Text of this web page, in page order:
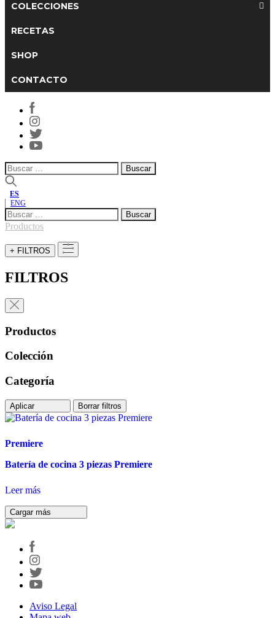
COLECCIONES
RECETAS
SHOP
CONTACTO
Buscar:
ES
ENG
Buscar:
Productos
+ FILTROS
FILTROS
Productos
Colección
Categoría
Aplicar Borrar filtros
Premiere
Batería de cocina 3 piezas Premiere
Leer más
Cargar más
Aviso Legal